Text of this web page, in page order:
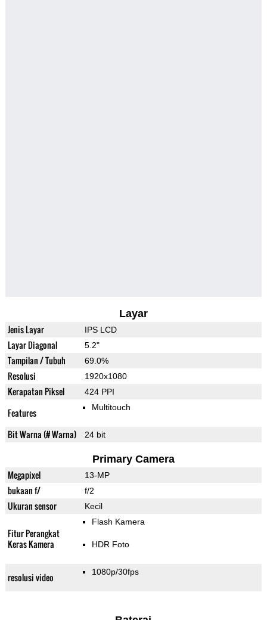
Layar
Jenis Layar IPS LCD
Layar Diagonal 5.2"
Tampilan / Tubuh 69.0%
Resolusi 1920x1080
Kerapatan Piksel 424 PPI
Features Multitouch
Bit Warna (# Warna) 24 bit
Primary Camera
Megapixel 13-MP
bukaan f/ f/2
Ukuran sensor Kecil
Fitur Perangkat
Keras Kamera
Flash Kamera
HDR Foto
resolusi video 1080p/30fps